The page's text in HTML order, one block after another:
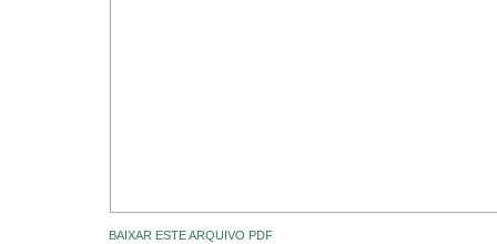
BAIXAR ESTE ARQUIVO PDF